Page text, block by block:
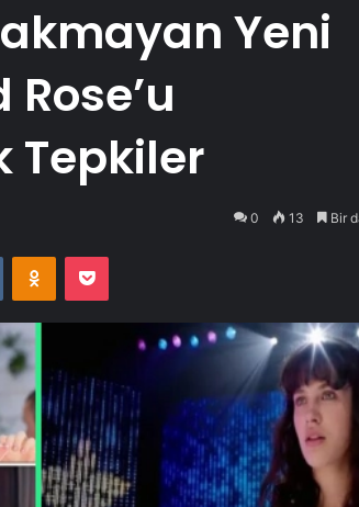
Yeni
Rose’u
Tepkiler
0 13 Bir
VKontakteOdnoklassniki
Pocket